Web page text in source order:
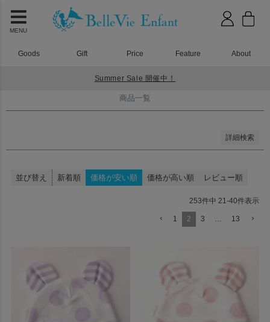
MENU
Goods Gift Price Feature About
Summer Sale 開催中！
商品一覧
詳細検索
新着順
登録順
価格が高い順
キーワードヒット順
検索
並び替え 新着順 価格が安い順 価格が高い順 レビュー順
253件中 21 -40件表示
1 2 3 13